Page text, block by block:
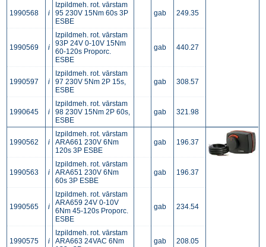
1990568 i
Izpildmeh. rot. vārstam
95 230V 15Nm 60s 3P
ESBE
gab 249.35
1990569 i
Izpildmeh. rot. vārstam
93P 24V 0-10V 15Nm
60-120s Proporc.
ESBE
gab 440.27
1990597 i
Izpildmeh. rot. vārstam
97 230V 5Nm 2P 15s,
ESBE
gab 308.57
1990645 i
Izpildmeh. rot. vārstam
98 230V 15Nm 2P 60s,
ESBE
gab 321.98
1990562 i
Izpildmeh. rot. vārstam
ARA661 230V 6Nm
120s 3P ESBE
gab 196.37
1990563 i
Izpildmeh. rot. vārstam
ARA651 230V 6Nm
60s 3P ESBE
gab 196.37
1990565 i
Izpildmeh. rot. vārstam
ARA659 24V 0-10V
6Nm 45-120s Proporc.
ESBE
gab 234.54
1990575 i
Izpildmeh. rot. vārstam
ARA663 24VAC 6Nm
gab 208.05